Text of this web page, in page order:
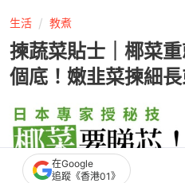
生活 教煮
揀蔬菜貼士｜椰菜
個底！嫩韭菜揀細長
在Google
追蹤《香港01》